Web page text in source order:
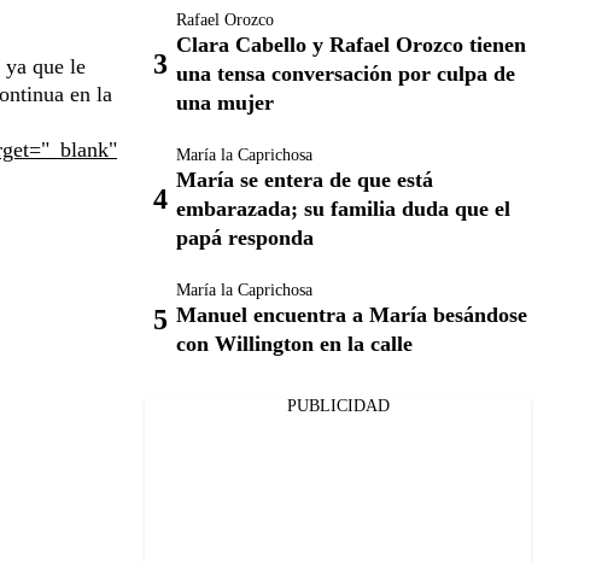
que le
en la
Rafael Orozco
Clara Cabello y Rafael Orozco tienen
una tensa conversación por culpa de
una mujer
María la Caprichosa
María se entera de que está
embarazada; su familia duda que el
papá responda
María la Caprichosa
Manuel encuentra a María besándose
con Willington en la calle
PUBLICIDAD